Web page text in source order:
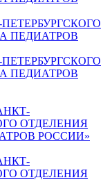
ПЕДИАТРОВ
ПЕДИАТРОВ
ОТДЕЛЕНИЯ
РОССИИ»
ОТДЕЛЕНИЯ